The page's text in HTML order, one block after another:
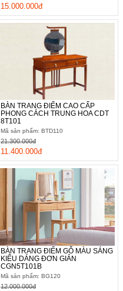
15.000.000đ
BÀN TRANG ĐIỂM CAO CẤP
PHONG CÁCH TRUNG HOA CDT
8T101
Mã sản phẩm: BTD110
11.400.000đ
21.300.000đ
BÀN TRANG ĐIỂM GỖ MÀU SÁNG
KIỂU DÁNG ĐƠN GIẢN
CGN5T101B
Mã sản phẩm: BG120
12.000.000đ